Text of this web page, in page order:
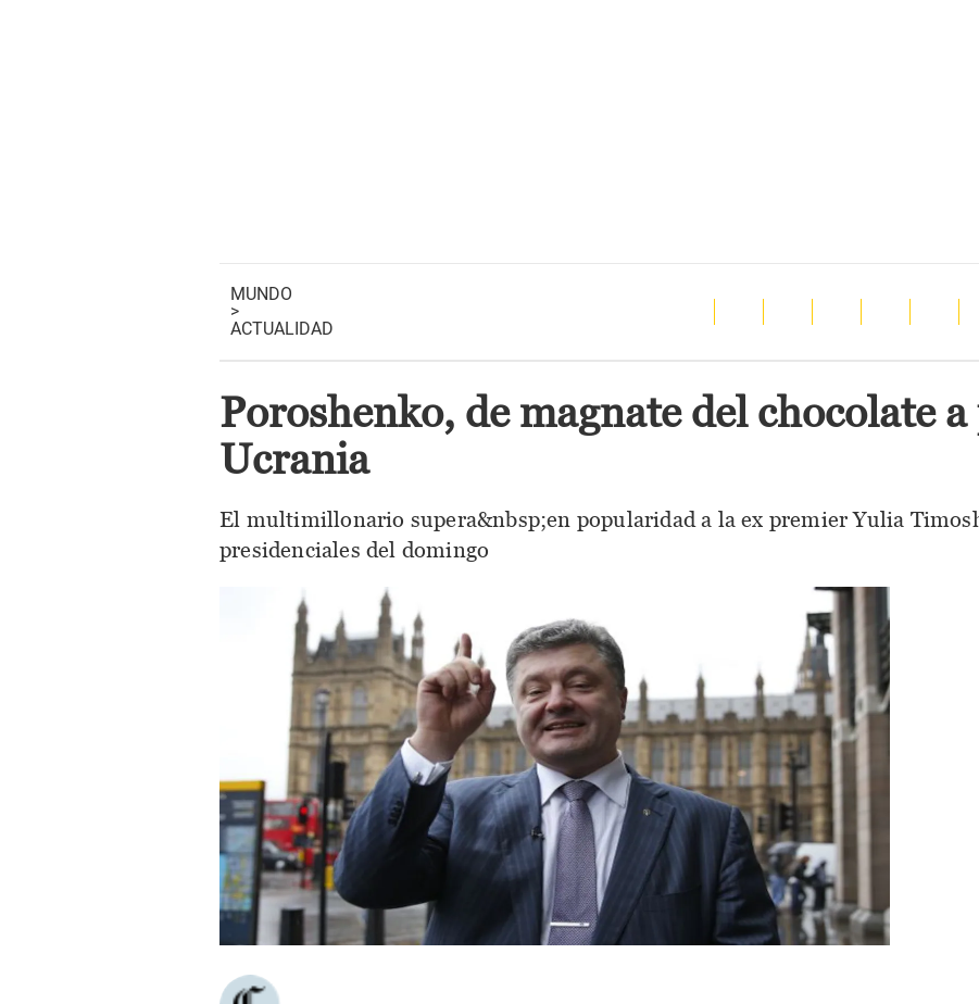
MUNDO
>
ACTUALIDAD
Poroshenko, de magnate del chocolate
Ucrania
El multimillonario supera&nbsp;en popularidad a la ex premier Yulia
presidenciales del domingo